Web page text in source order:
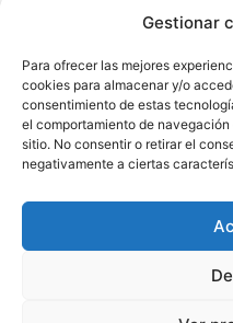
Gestionar
Para ofrecer las mejores
cookies para almacenar y/o
consentimiento de estas
el comportamiento de
sitio. No consentir o retirar el
negativamente a ciertas
Muerte y Difuntos
Oraciones Diarias
Otras
Protección y Liberación
Salud y Sanación